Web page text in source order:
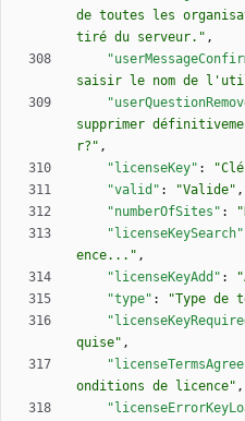
de toutes les
tiré du serveur." ,
saisir le nom de
supprimer
r?" ,
"licenseKey" :
"valid" : "Valide" ,
"numberOfSites" :
"licenseKeySearch"
ence..." ,
"licenseKeyAdd" :
"type" : "Type de
quise" ,
onditions de licence" ,